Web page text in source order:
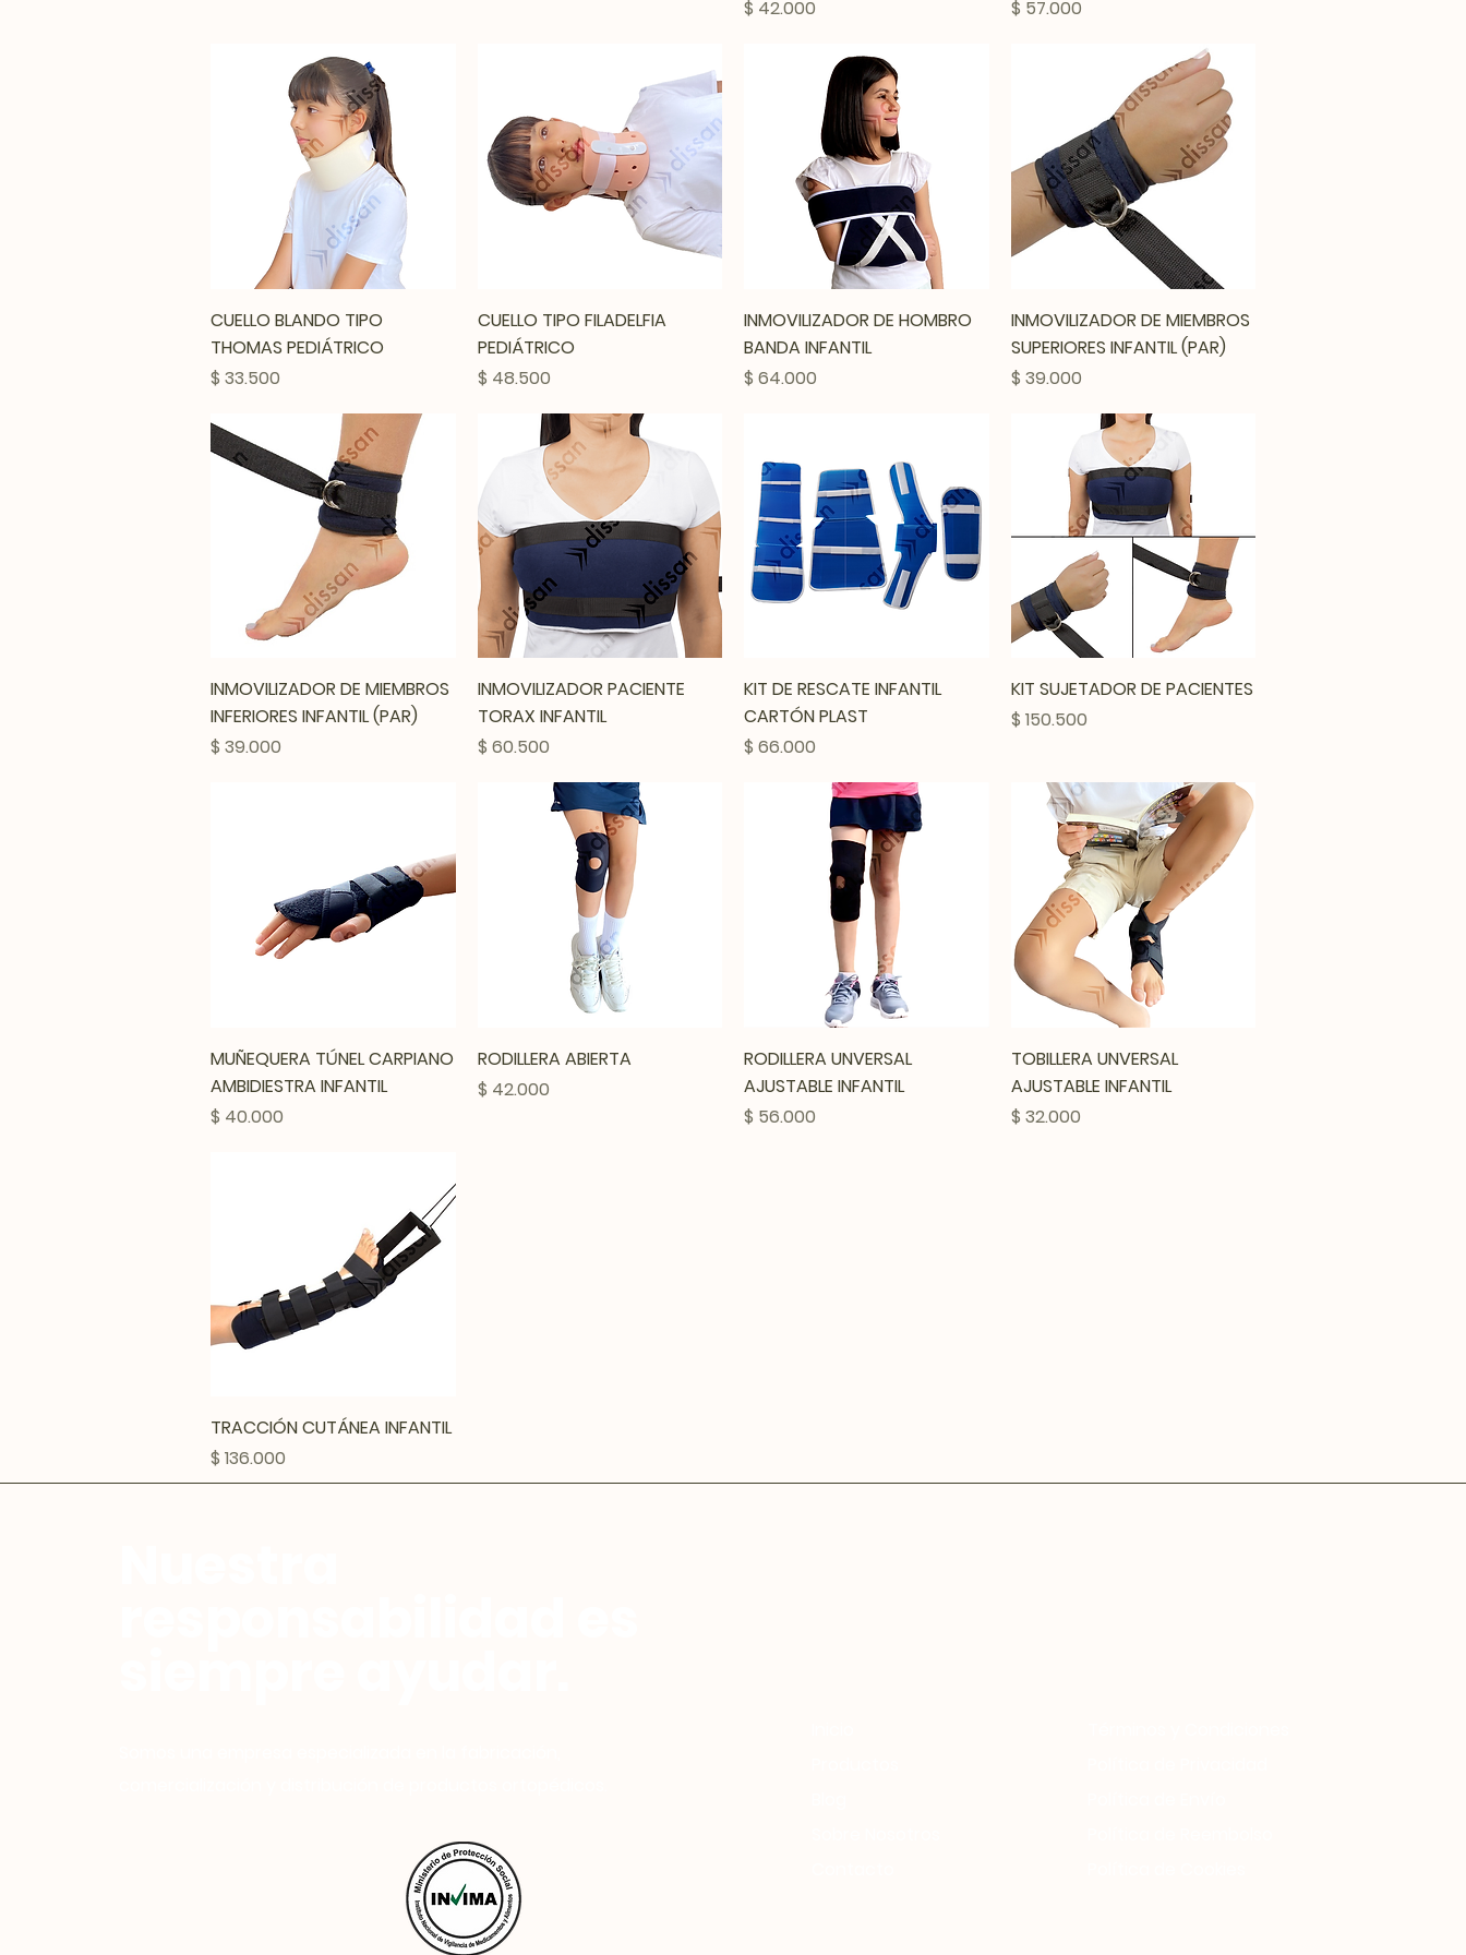
Precio
$ 42.000
Precio
$ 57.000
Vista rápida
CUELLO BLANDO TIPO
THOMAS PEDIÁTRICO
Precio
$ 33.500
Vista rápida
CUELLO TIPO FILADELFIA
PEDIÁTRICO
Precio
$ 48.500
Vista rápida
INMOVILIZADOR DE HOMBRO
BANDA INFANTIL
Precio
$ 64.000
Vista rápida
INMOVILIZADOR DE MIEMBROS
SUPERIORES INFANTIL (PAR)
Precio
$ 39.000
Vista rápida
INMOVILIZADOR DE MIEMBROS
INFERIORES INFANTIL (PAR)
Precio
$ 39.000
Vista rápida
INMOVILIZADOR PACIENTE
TORAX INFANTIL
Precio
$ 60.500
Vista rápida
KIT DE RESCATE INFANTIL
CARTÓN PLAST
Precio
$ 66.000
Vista rápida
KIT SUJETADOR DE PACIENTES
Precio
$ 150.500
Vista rápida
MUÑEQUERA TÚNEL CARPIANO
AMBIDIESTRA INFANTIL
Precio
$ 40.000
Vista rápida
RODILLERA ABIERTA
Precio
$ 42.000
Vista rápida
RODILLERA UNVERSAL
AJUSTABLE INFANTIL
Precio
$ 56.000
Vista rápida
TOBILLERA UNVERSAL
AJUSTABLE INFANTIL
Precio
$ 32.000
Vista rápida
TRACCIÓN CUTÁNEA INFANTIL
Precio
$ 136.000